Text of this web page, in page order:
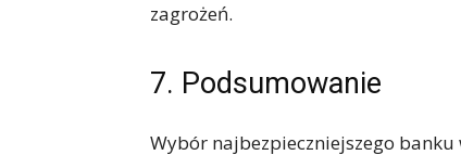
zagrożeń.
7. Podsumowanie
Wybór najbezpieczniejszego